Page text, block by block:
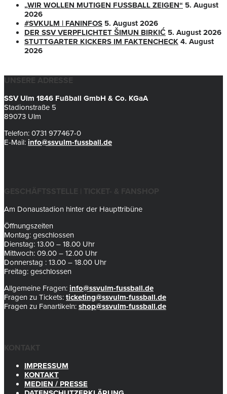
„WIR WOLLEN MUTIGEN FUSSBALL ZEIGEN“
5. August
2026
#SVKULM | FANINFOS 5. August 2026
DER SSV VERPFLICHTET ŠIMUN BIRKIĆ 5. August 2026
STUTTGARTER KICKERS IM FAKTENCHECK 4. August
2026
UNSERE ADRESSE
SSV Ulm 1846 Fußball GmbH & Co. KGaA
Stadionstraße 5
89073 Ulm
Telefon: 0731 977467-0
E-Mail: info@ssvulm-fussball.de
GESCHÄFTSSTELLE | TICKET- & FANSHOP
Am Donaustadion hinter der Haupttribüne
Öffnungszeiten
Montag: geschlossen
Dienstag: 13.00 – 18.00 Uhr
Mittwoch: 09.00 – 12.00 Uhr
Donnerstag : 13.00 – 18.00 Uhr
Freitag: geschlossen
Allgemeine Fragen: info@ssvulm-fussball.de
Fragen zu Tickets: ticketing@ssvulm-fussball.de
Fragen zu Fanartikeln: shop@ssvulm-fussball.de
KONTAKT
IMPRESSUM
KONTAKT
MEDIEN / PRESSE